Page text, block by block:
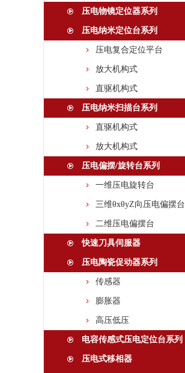
压电物镜定位器系列
压电纳米定位台系列
压电复合定位平台
放大机构式
直驱机构式
压电纳米扫描台系列
直驱机构式
放大机构式
压电偏摆/旋转台系列
一维压电旋转台
三维θxθyZ向压电偏摆台
二维压电偏摆台
快速刀具伺服器
压电陶瓷促动器系列
传感器
膨胀器
高压低压
电容传感式压电定位台系列
压电式移相器